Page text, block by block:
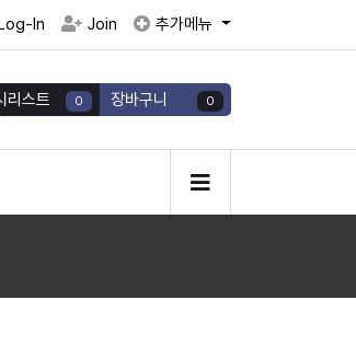
In Join 추가메뉴
리스트 0 장바구니 0